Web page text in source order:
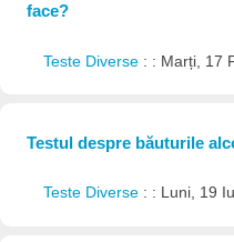
face?
Teste Diverse : : Marți, 17
Testul despre băuturile
Teste Diverse : : Luni, 19